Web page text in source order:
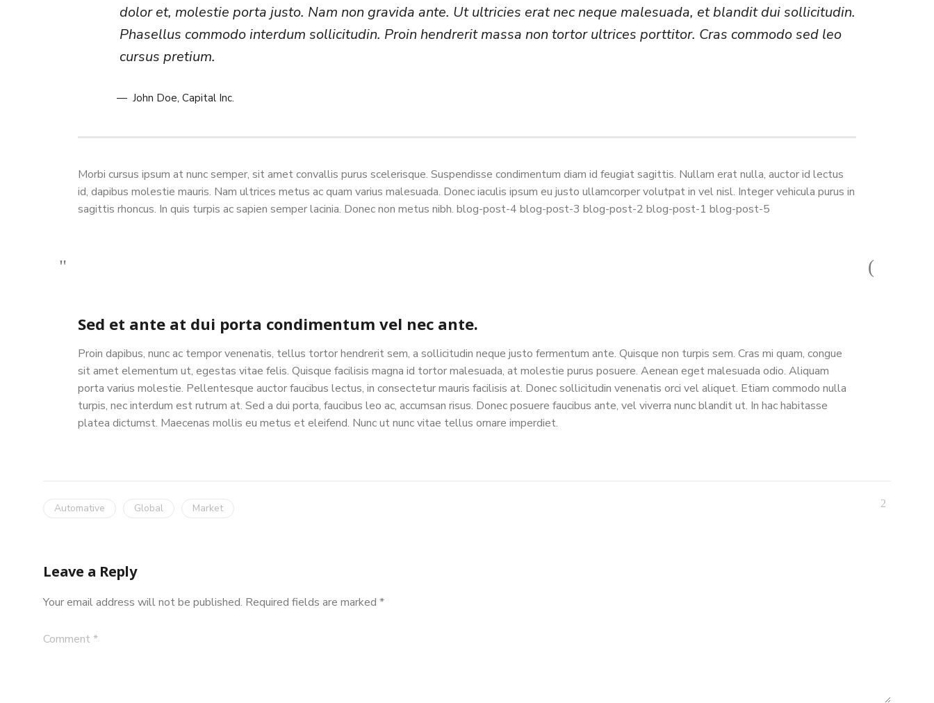
dolor et, molestie porta justo. Nam non gravida ante. Ut ultricies erat nec neque malesuada, et blandit dui sollicitudin.
Phasellus commodo interdum sollicitudin. Proin hendrerit massa non tortor ultrices porttitor. Cras commodo sed leo
cursus pretium.
John Doe, Capital Inc.
Morbi cursus ipsum at nunc semper, sit amet convallis purus scelerisque. Suspendisse condimentum diam id feugiat sagittis. Nullam erat nulla, auctor id lectus
id, dapibus molestie mauris. Nam ultrices metus ac quam varius malesuada. Donec iaculis ipsum eu justo ullamcorper volutpat in vel nisl. Integer vehicula purus in
sagittis rhoncus. In quis turpis ac sapien semper lacinia. Donec non metus nibh. blog-post-4 blog-post-3 blog-post-2 blog-post-1 blog-post-5
Sed et ante at dui porta condimentum vel nec ante.
Proin dapibus, nunc ac tempor venenatis, tellus tortor hendrerit sem, a sollicitudin neque justo fermentum ante. Quisque non turpis sem. Cras mi quam, congue
sit amet elementum ut, egestas vitae felis. Quisque facilisis magna id tortor malesuada, at molestie purus posuere. Aenean eget malesuada odio. Aliquam
porta varius molestie. Pellentesque auctor faucibus lectus, in consectetur mauris facilisis at. Donec sollicitudin venenatis orci vel aliquet. Etiam commodo nulla
turpis, nec interdum est rutrum at. Sed a dui porta, faucibus leo ac, accumsan risus. Donec posuere faucibus ante, vel viverra nunc blandit ut. In hac habitasse
platea dictumst. Maecenas mollis eu metus et eleifend. Nunc ut nunc vitae tellus ornare imperdiet.
Automative Global Market
Leave a Reply
Your email address will not be published. Required fields are marked *